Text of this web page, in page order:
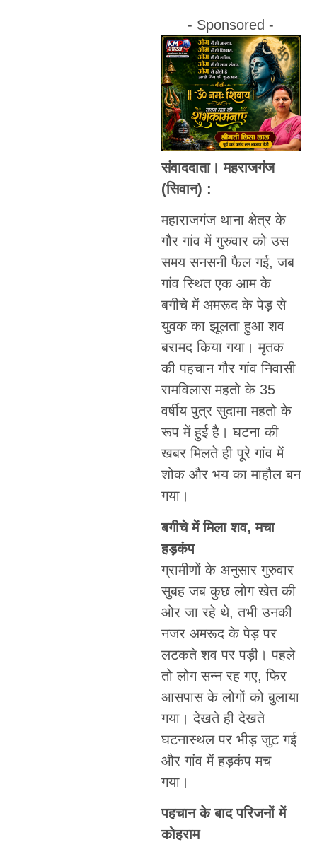
- Sponsored -
संवाददाता। महराजगंज
(सिवान) :
महाराजगंज थाना क्षेत्र के
गौर गांव में गुरुवार को उस
समय सनसनी फैल गई, जब
गांव स्थित एक आम के
बगीचे में अमरूद के पेड़ से
युवक का झूलता हुआ शव
बरामद किया गया। मृतक
की पहचान गौर गांव निवासी
रामविलास महतो के 35
वर्षीय पुत्र सुदामा महतो के
रूप में हुई है। घटना की
खबर मिलते ही पूरे गांव में
शोक और भय का माहौल बन
गया।
बगीचे में मिला शव, मचा
हड़कंप
ग्रामीणों के अनुसार गुरुवार
सुबह जब कुछ लोग खेत की
ओर जा रहे थे, तभी उनकी
नजर अमरूद के पेड़ पर
लटकते शव पर पड़ी। पहले
तो लोग सन्न रह गए, फिर
आसपास के लोगों को बुलाया
गया। देखते ही देखते
घटनास्थल पर भीड़ जुट गई
और गांव में हड़कंप मच
गया।
पहचान के बाद परिजनों में
कोहराम